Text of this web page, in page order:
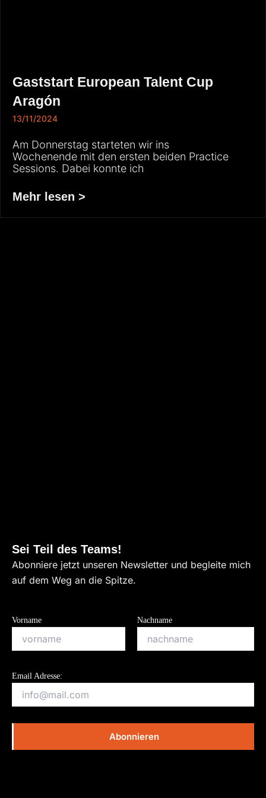
Gaststart European Talent Cup
Aragón
13/11/2024
Am Donnerstag starteten wir ins
Wochenende mit den ersten beiden Practice
Sessions. Dabei konnte ich
Mehr lesen >
Sei Teil des Teams!
Abonniere jetzt unseren Newsletter und begleite mich
auf dem Weg an die Spitze.
Vorname Nachname
Email Adresse: